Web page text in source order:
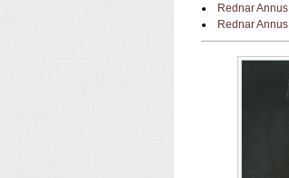
Rednar Annus
Rednar Annus